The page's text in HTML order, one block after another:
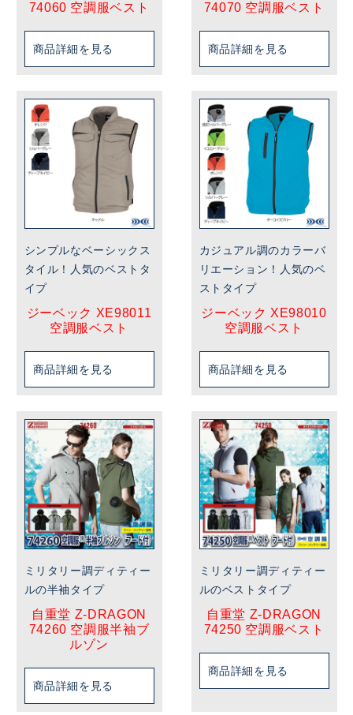
74060 空調服ベスト
商品詳細を見る
74070 空調服ベスト
商品詳細を見る
シンプルなベーシックス
タイル！人気のベストタ
イプ
ジーベック XE98011
空調服ベスト
商品詳細を見る
カジュアル調のカラーバ
リエーション！人気のベ
ストタイプ
ジーベック XE98010
空調服ベスト
商品詳細を見る
ミリタリー調ディティー
ルの半袖タイプ
自重堂 Z-DRAGON
74260 空調服半袖ブ
ルゾン
商品詳細を見る
ミリタリー調ディティー
ルのベストタイプ
自重堂 Z-DRAGON
74250 空調服ベスト
商品詳細を見る